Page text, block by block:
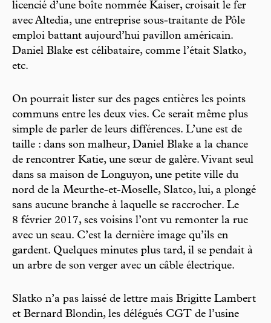
licencié d’une boîte nommée Kaiser, croisait le fer
avec Altedia, une entreprise sous-traitante de Pôle
emploi battant aujourd’hui pavillon américain.
Daniel Blake est célibataire, comme l’était Slatko,
etc.
On pourrait lister sur des pages entières les points
communs entre les deux vies. Ce serait même plus
simple de parler de leurs différences. L’une est de
taille : dans son malheur, Daniel Blake a la chance
de rencontrer Katie, une sœur de galère. Vivant seul
dans sa maison de Longuyon, une petite ville du
nord de la Meurthe-et-Moselle, Slatco, lui, a plongé
sans aucune branche à laquelle se raccrocher. Le
8 février 2017, ses voisins l’ont vu remonter la rue
avec un seau. C’est la dernière image qu’ils en
gardent. Quelques minutes plus tard, il se pendait à
un arbre de son verger avec un câble électrique.
Slatko n’a pas laissé de lettre mais Brigitte Lambert
et Bernard Blondin, les délégués CGT de l’usine